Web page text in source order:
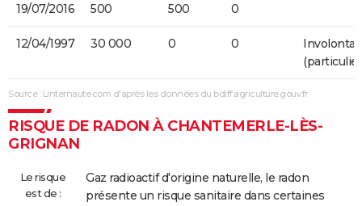
19/07/2016 500 500 0
12/04/1997 30 000 0 0
Source : Linternaute.com d'après les données du bdiff.agriculture.gouv.fr
RISQUE DE RADON À CHANTEMERLE-LÈS-
GRIGNAN
Le risque
est de :
Gaz radioactif d'origine naturelle, le radon
présente un risque sanitaire dans certaines